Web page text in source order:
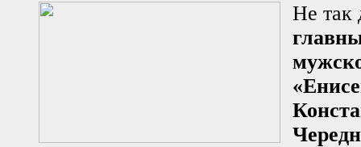
Не так